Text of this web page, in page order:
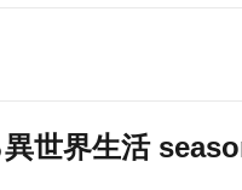
世界生活